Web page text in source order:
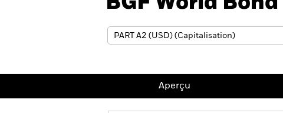
Aperçu